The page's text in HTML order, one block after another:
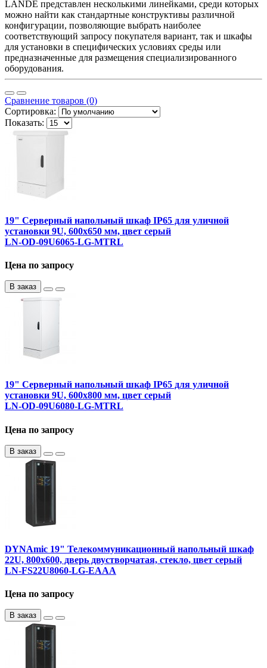
LANDE представлен несколькими линейками, среди которых
можно найти как стандартные конструктивы различной
конфигурации, позволяющие выбрать наиболее
соответствующий запросу покупателя вариант, так и шкафы
для установки в специфических условиях среды или
предназначенные для размещения специализированного
оборудования.
Сравнение товаров (0)
Сортировка:
Показать:
19" Серверный напольный шкаф IP65 для уличной
установки 9U, 600х650 мм, цвет серый
LN-OD-09U6065-LG-MTRL
Цена по запросу
В заказ
19" Серверный напольный шкаф IP65 для уличной
установки 9U, 600х800 мм, цвет серый
LN-OD-09U6080-LG-MTRL
Цена по запросу
В заказ
DYNAmic 19" Телекоммуникационный напольный шкаф
22U, 800х600, дверь двустворчатая, стекло, цвет серый
LN-FS22U8060-LG-EAAA
Цена по запросу
В заказ